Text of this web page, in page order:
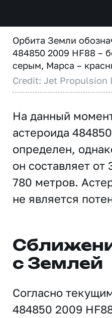
Орбита Земли
484850 2009 HF88 –
серым, Марса –
Credit: Jet Propulsion
На данный
астероида
определен,
он составляет от
780 метров.
не является
с Землей
Согласно
484850 2009